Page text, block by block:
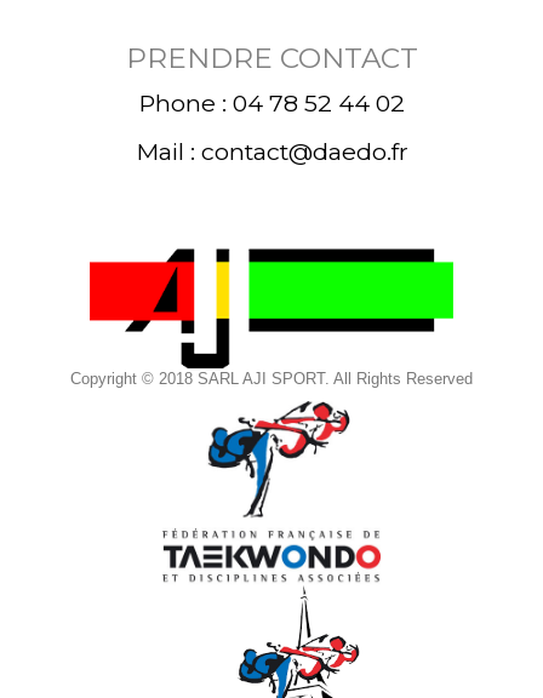
PRENDRE CONTACT
Phone : 04 78 52 44 02
Mail : contact@daedo.fr
Copyright © 2018 SARL AJI SPORT. All Rights Reserved